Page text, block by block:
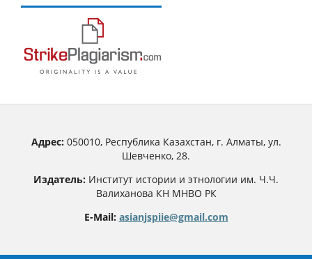
Адрес:050010, Республика Казахстан, г. Алматы, ул.
Шевченко, 28.
Издатель: Институт истории и этнологии им. Ч.Ч.
Валиханова КН МНВО РК
E-Mail: asianjspiie@gmail.com